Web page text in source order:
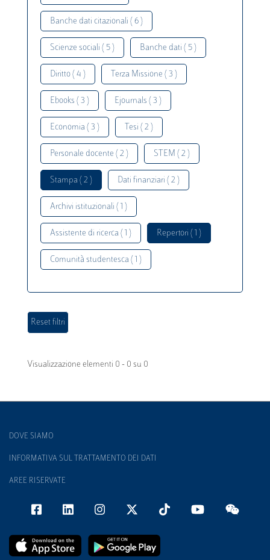
Banche dati citazionali ( 6 )
Scienze sociali ( 5 ) Banche dati ( 5 )
Diritto ( 4 ) Terza Missione ( 3 )
Ebooks ( 3 ) Ejournals ( 3 )
Economia ( 3 ) Tesi ( 2 )
Personale docente ( 2 ) STEM ( 2 )
Stampa ( 2 ) Dati finanziari ( 2 )
Archivi istituzionali ( 1 )
Assistente di ricerca ( 1 ) Repertori ( 1 )
Comunità studentesca ( 1 )
Visualizzazione elementi 0 - 0 su 0
DOVE SIAMO
INFORMATIVA SUL TRATTAMENTO DEI DATI
AREE RISERVATE